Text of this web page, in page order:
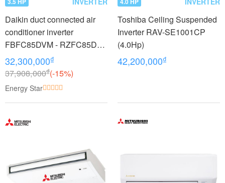
Daikin duct connected air
conditioner inverter
FBFC85DVM - RZFC85DY1
+ BRC2E61 (3.5Hp) - 3
phase
32,300,000₫
37,908,000₫(-15%)
Energy Star
Toshiba Ceiling Suspended
Inverter RAV-SE1001CP
(4.0Hp)
42,200,000₫